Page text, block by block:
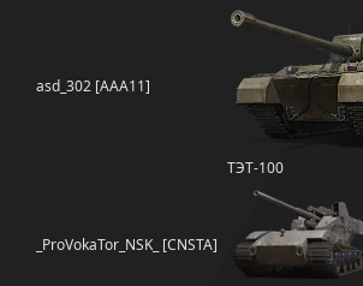
asd_302 [AAA11]
ТЭТ-100
_ProVokaTor_NSK_ [CNSTA]